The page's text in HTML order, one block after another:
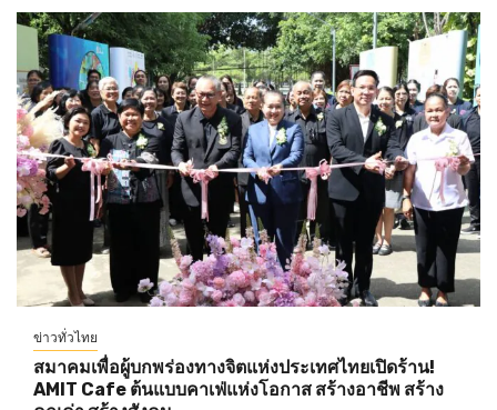
ข่าวทั่วไทย
สมาคมเพื่อผู้บกพร่องทางจิตแห่งประเทศไทยเปิดร้าน!
AMIT Cafe ต้นแบบคาเฟ่แห่งโอกาส สร้างอาชีพ สร้าง